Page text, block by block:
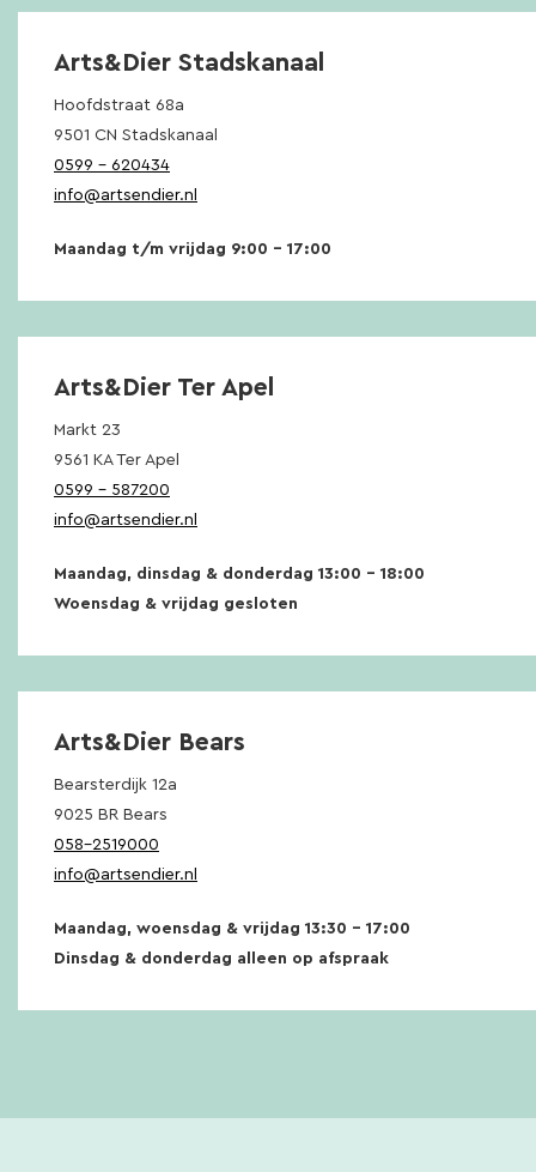
Arts&Dier Stadskanaal
Hoofdstraat 68a
9501 CN Stadskanaal
0599 – 620434
info@artsendier.nl
Maandag t/m vrijdag 9:00 – 17:00
Arts&Dier Ter Apel
Markt 23
9561 KA Ter Apel
0599 – 587200
info@artsendier.nl
Maandag, dinsdag & donderdag 13:00 – 18:00
Woensdag & vrijdag gesloten
Arts&Dier Bears
Bearsterdijk 12a
9025 BR Bears
058-2519000
info@artsendier.nl
Maandag, woensdag & vrijdag 13:30 – 17:00
Dinsdag & donderdag alleen op afspraak